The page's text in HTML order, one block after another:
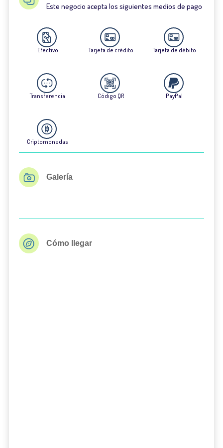
Este negocio acepta los siguientes medios de pago
Efectivo Tarjeta de crédito Tarjeta de débito
Transferencia Código QR PayPal
Criptomonedas
Galería
Cómo llegar